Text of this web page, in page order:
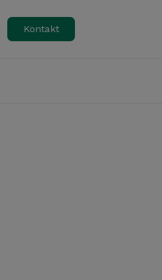
Kontakt